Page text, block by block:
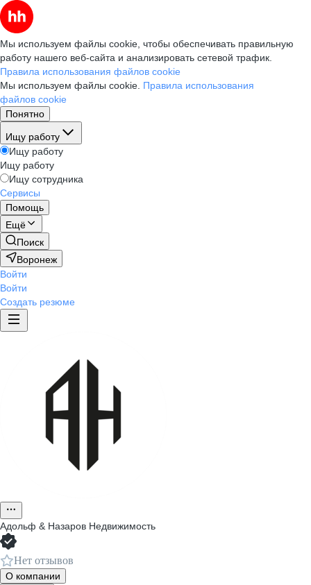
Мы используем файлы cookie, чтобы обеспечивать правильную
работу нашего веб-сайта и анализировать сетевой трафик.
Правила использования файлов cookie
Мы используем файлы cookie. Правила использования
файлов cookie
Понятно
Ищу работу
Ищу работу
Ищу работу
Ищу сотрудника
Сервисы
Помощь
Ещё
Поиск
Воронеж
Войти
Войти
Создать резюме
Адольф & Назаров Недвижимость
Нет отзывов
О компании